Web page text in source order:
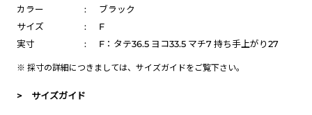
カラー
:
ブラック
サイズ
:
F
実寸
: F：タテ36.5 ヨコ33.5 マチ7 持ち手上がり27
※ 採寸の詳細につきましては、 サイズガイドをご覧下さい。
> サイズガイド